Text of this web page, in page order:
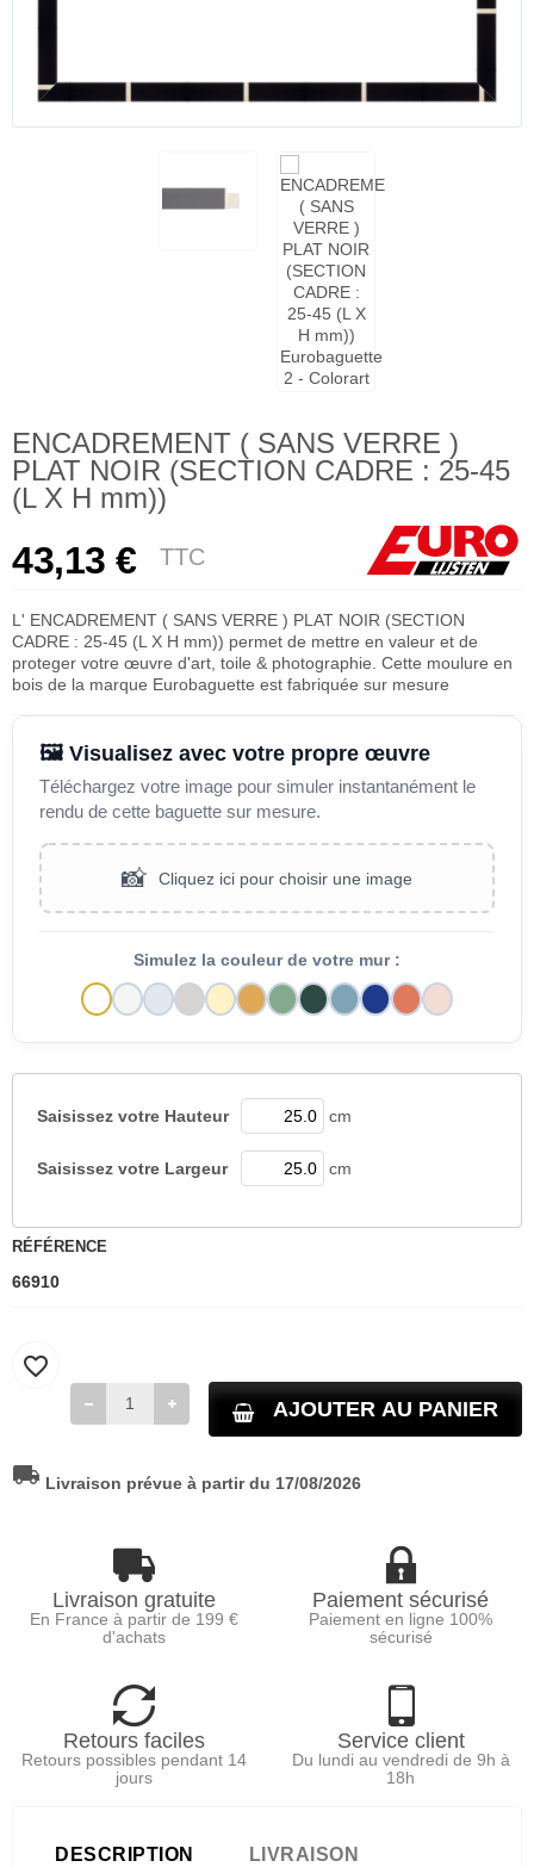
ENCADREMENT ( SANS VERRE )
PLAT NOIR (SECTION CADRE : 25-45
(L X H mm))
43,13 € TTC
L' ENCADREMENT ( SANS VERRE ) PLAT NOIR (SECTION
CADRE : 25-45 (L X H mm)) permet de mettre en valeur et de
proteger votre œuvre d'art, toile & photographie. Cette moulure en
bois de la marque Eurobaguette est fabriquée sur mesure
🖼️ Visualisez avec votre propre œuvre
Téléchargez votre image pour simuler instantanément le
rendu de cette baguette sur mesure.
📸 Cliquez ici pour choisir une image
Simulez la couleur de votre mur :
Saisissez votre Hauteur cm
Saisissez votre Largeur cm
RÉFÉRENCE
66910
AJOUTER AU PANIER
favorite_border
local_shipping Livraison prévue à partir du 17/08/2026
Livraison gratuite
En France à partir de 199 €
d'achats
Paiement sécurisé
Paiement en ligne 100%
sécurisé
Retours faciles
Retours possibles pendant 14
jours
Service client
Du lundi au vendredi de 9h à
18h
DESCRIPTION LIVRAISON